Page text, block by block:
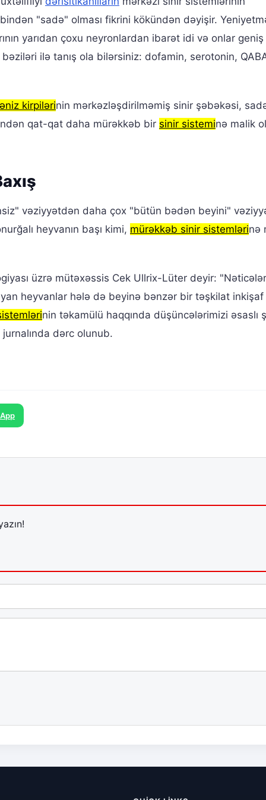
"sadə" olması fikrini kökündən dəyişir.
yarıdan çoxu neyronlardan ibarət idi və onlar
ilə tanış ola bilərsiniz: dofamin, serotonin,
kirpilərinin mərkəzləşdirilməmiş sinir şəbəkəsi,
qat-qat daha mürəkkəb bir sinir sisteminə malik
vəziyyətdən daha çox "bütün bədən beyini"
heyvanın başı kimi, mürəkkəb sinir sistemlərinə
üzrə mütəxəssis Cek Ullrix-Lüter deyir:
heyvanlar hələ də beyinə bənzər bir təşkilat
nin təkamülü haqqında düşüncələrimizi əsaslı
dərc olunub.